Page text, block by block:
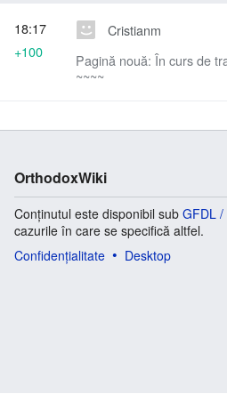
Cristianm
Pagină nouă: În curs de
~~~~
18:17
+100
OrthodoxWiki
Conținutul este disponibil sub GFDL /
cazurile în care se specifică altfel.
Confidențialitate
Desktop